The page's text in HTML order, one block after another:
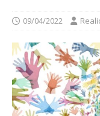
09/04/2022